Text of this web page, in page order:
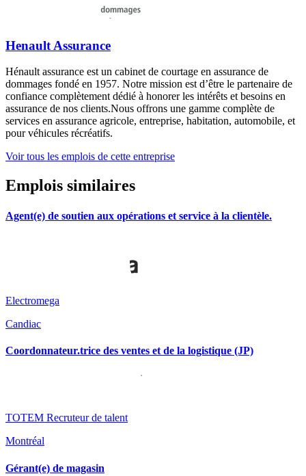
Henault Assurance
Hénault assurance est un cabinet de courtage en assurance de
dommages fondé en 1957. Notre mission est d’être le partenaire de
confiance complètement dédié à honorer les intérêts et besoins en
assurance de nos clients.Nous offrons une gamme complète de
services en assurance agricole, entreprise, habitation, automobile, et
pour véhicules récréatifs.
Voir tous les emplois de cette entreprise
Emplois similaires
Agent(e) de soutien aux opérations et service à la clientèle.
Electromega
Candiac
Coordonnateur.trice des ventes et de la logistique (JP)
TOTEM Recruteur de talent
Montréal
Gérant(e) de magasin